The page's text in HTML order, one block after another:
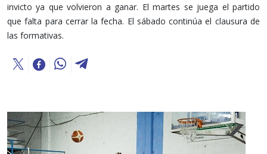
invicto ya que volvieron a ganar. El martes se juega el partido
que falta para cerrar la fecha. El sábado continúa el clausura de
las formativas.